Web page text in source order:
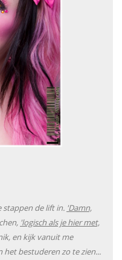
stappen de lift in. 'Damn,
'logisch als je hier met,
en kijk vanuit me
het bestuderen zo te zien...